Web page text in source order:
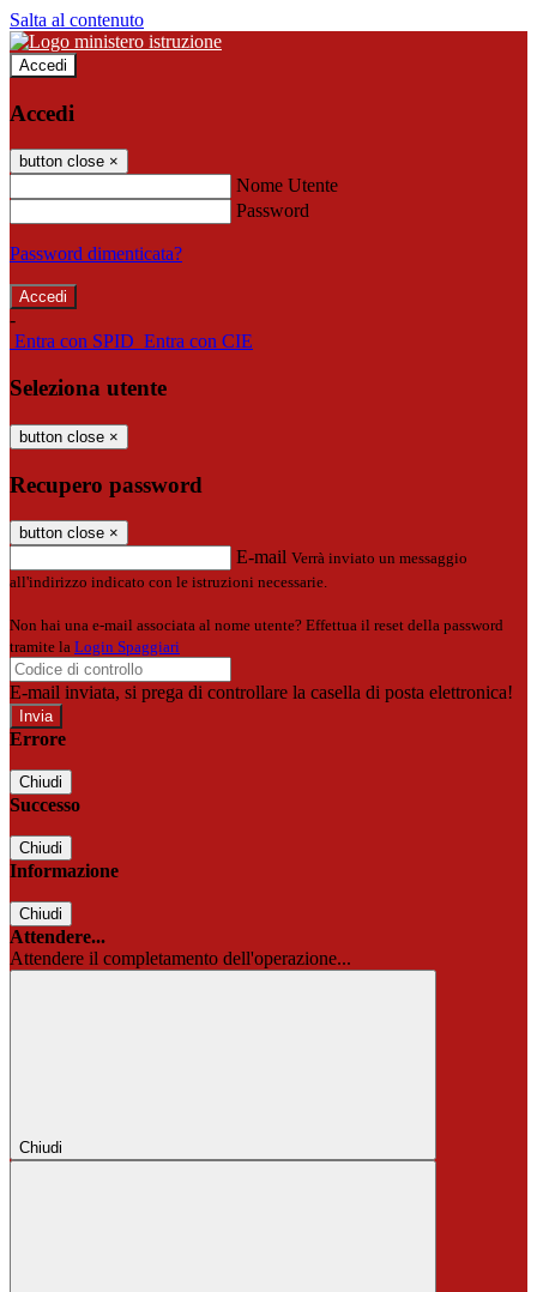
Salta al contenuto
Accedi
Accedi
button close ×
Nome Utente
Password
Password dimenticata?
-
Entra con SPID Entra con CIE
Seleziona utente
button close ×
Recupero password
button close ×
E-mail Verrà inviato un messaggio
all'indirizzo indicato con le istruzioni necessarie.
Non hai una e-mail associata al nome utente? Effettua il reset della password
tramite la Login Spaggiari
E-mail inviata, si prega di controllare la casella di posta elettronica!
Errore
Chiudi
Successo
Chiudi
Informazione
Chiudi
Attendere...
Attendere il completamento dell'operazione...
Chiudi